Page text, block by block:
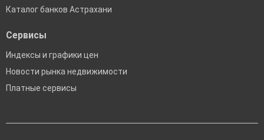
Каталог банков Астрахани
Сервисы
Индексы и графики цен
Новости рынка недвижимости
Платные сервисы